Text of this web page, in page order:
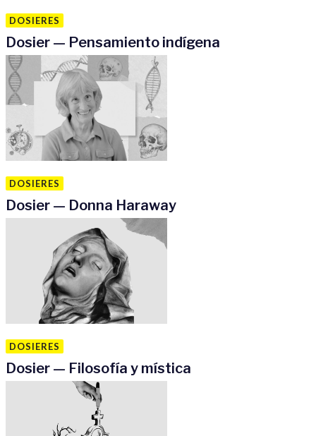
DOSIERES
Dosier — Pensamiento indígena
DOSIERES
Dosier — Donna Haraway
DOSIERES
Dosier — Filosofía y mística